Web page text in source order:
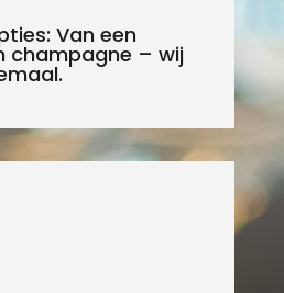
Van een
champagne – wij